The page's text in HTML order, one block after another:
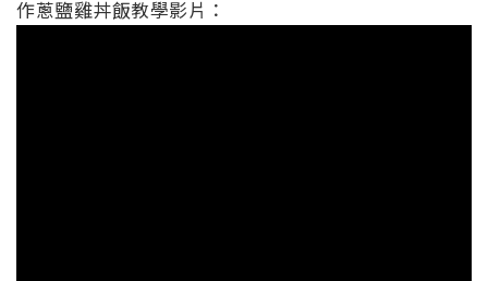
作蔥鹽雞丼飯教學影片：